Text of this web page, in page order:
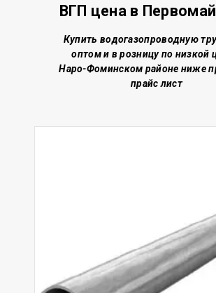
ВГП цена в
Купить водогазопроводную
оптом и в розницу по низкой
Наро-Фоминском районе ниже
прайс лист